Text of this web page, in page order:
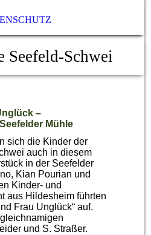
Seefeld-Schwei
–
Mühle
sich die Kinder der
auch in diesem
in der Seefelder
Kian Pourian und
Kinder- und
aus Hildesheim führten
Frau Unglück“ auf.
und S. Straßer.